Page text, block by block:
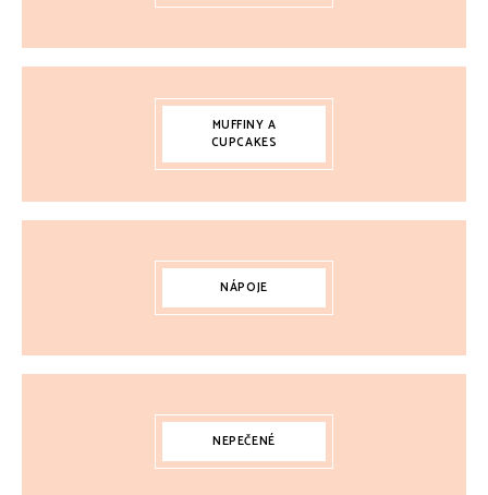
MUFFINY A
CUPCAKES
NÁPOJE
NEPEČENÉ